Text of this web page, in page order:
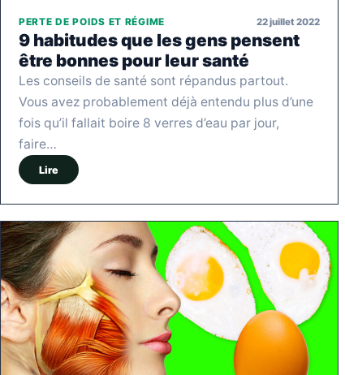
PERTE DE POIDS ET RÉGIME 22 juillet 2022
9 habitudes que les gens pensent
être bonnes pour leur santé
Les conseils de santé sont répandus partout.
Vous avez probablement déjà entendu plus d’une
fois qu’il fallait boire 8 verres d’eau par jour,
faire…
Lire